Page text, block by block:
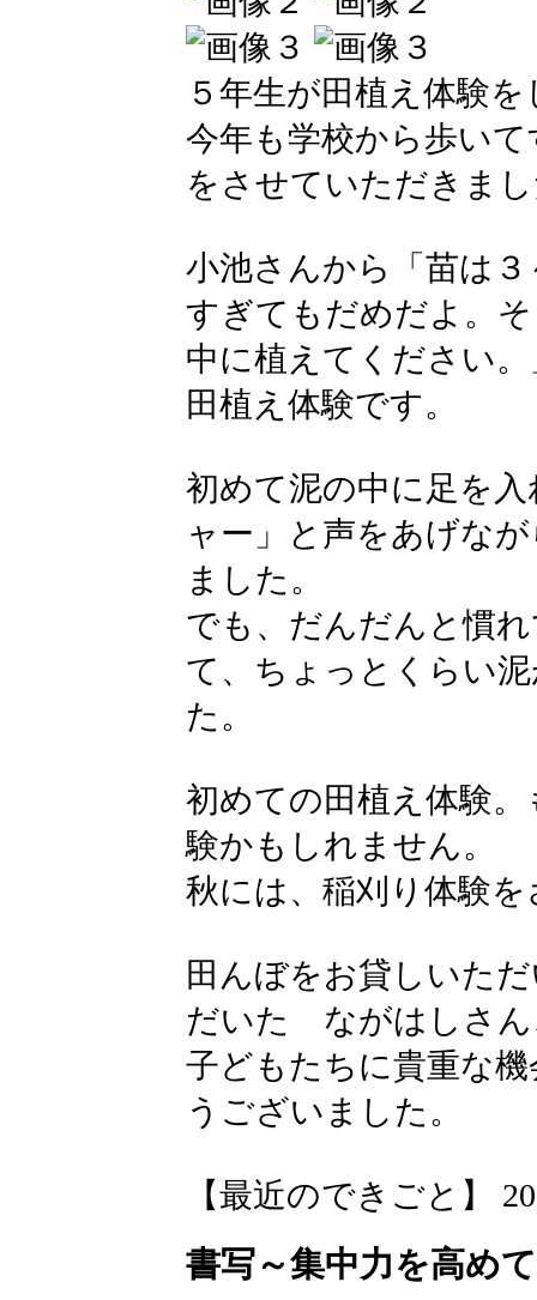
５年生が田植え体験
今年も学校から歩い
をさせていただきま
小池さんから「苗は
すぎてもだめだよ。
中に植えてください
田植え体験です。
初めて泥の中に足を
ャー」と声をあげな
ました。
でも、だんだんと慣
て、ちょっとくらい
た。
初めての田植え体験
験かもしれません。
秋には、稲刈り体験
田んぼをお貸しいた
だいた ながはしさん
子どもたちに貴重な
うございました。
【最近のできごと】
書写～集中力を高め